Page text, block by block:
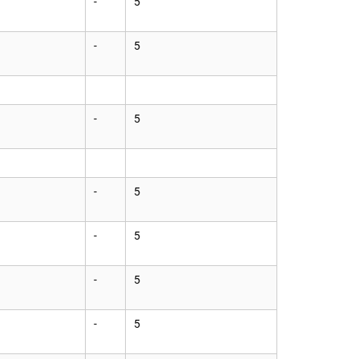
- 5
- 5
- 5
- 5
- 5
- 5